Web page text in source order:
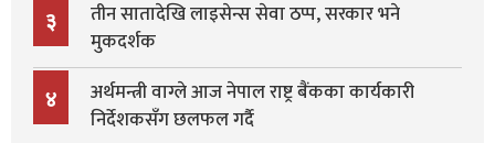
३
तीन सातादेखि लाइसेन्स सेवा ठप्प, सरकार भने
मुकदर्शक
४
अर्थमन्त्री वाग्ले आज नेपाल राष्ट्र बैंकका कार्यकारी
निर्देशकसँग छलफल गर्दै